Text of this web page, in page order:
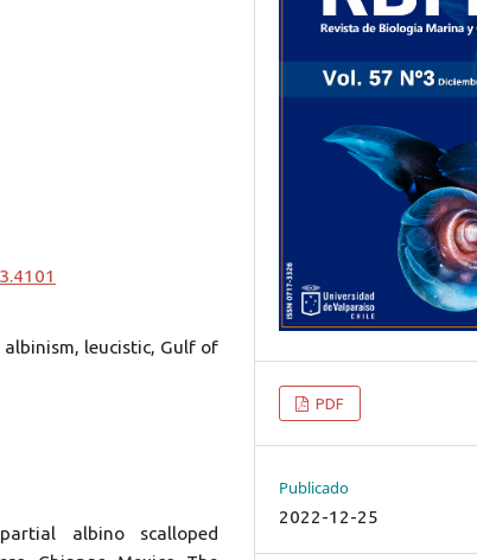
leucistic, Gulf of
albino scalloped
PDF
Publicado
2022-12-25